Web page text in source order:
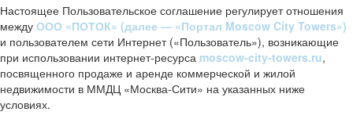
Настоящее Пользовательское соглашение регулирует отношения
между ООО «ПОТОК» (далее — «Портал Moscow City Towers»)
и пользователем сети Интернет («Пользователь»), возникающие
при использовании интернет-ресурса moscow-city-towers.ru,
посвященного продаже и аренде коммерческой и жилой
недвижимости в ММДЦ «Москва-Сити» на указанных ниже
условиях.